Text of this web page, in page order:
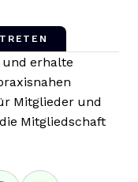
und erhalte
Mitglieder und
Mitgliedschaft